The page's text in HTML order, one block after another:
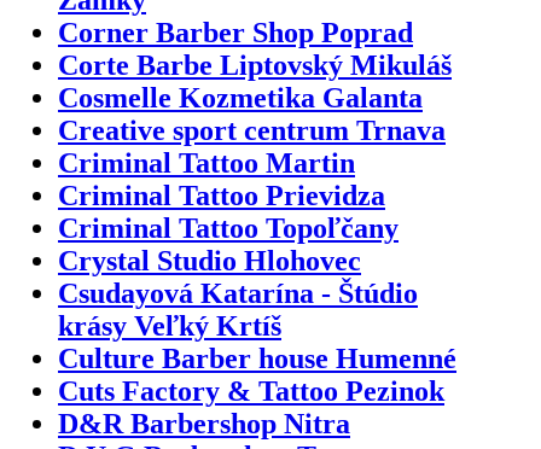
Corner Barber Shop Poprad
Corte Barbe Liptovský Mikuláš
Cosmelle Kozmetika Galanta
Creative sport centrum Trnava
Criminal Tattoo Martin
Criminal Tattoo Prievidza
Criminal Tattoo Topoľčany
Crystal Studio Hlohovec
Csudayová Katarína - Štúdio
krásy Veľký Krtíš
Culture Barber house Humenné
Cuts Factory & Tattoo Pezinok
D&R Barbershop Nitra